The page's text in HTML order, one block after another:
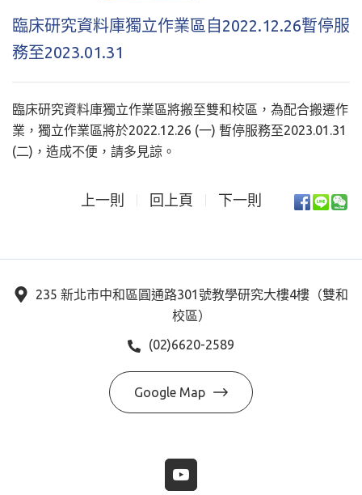
臨床研究資料庫獨立作業區自2022.12.26暫停服
務至2023.01.31
臨床研究資料庫獨立作業區將搬至雙和校區，為配合搬遷作
業，獨立作業區將於2022.12.26 (一) 暫停服務至2023.01.31
(二)，造成不便，請多見諒。
上一則 回上頁 下一則
235 新北市中和區圓通路301號教學研究大樓4樓（雙和
校區）
(02)6620-2589
Google Map